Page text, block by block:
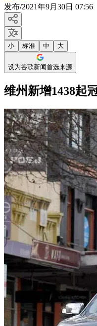
发布/2021年9月30日 07:56
小 标准 中 大
设为谷歌新闻首选来源
维州新增1438起